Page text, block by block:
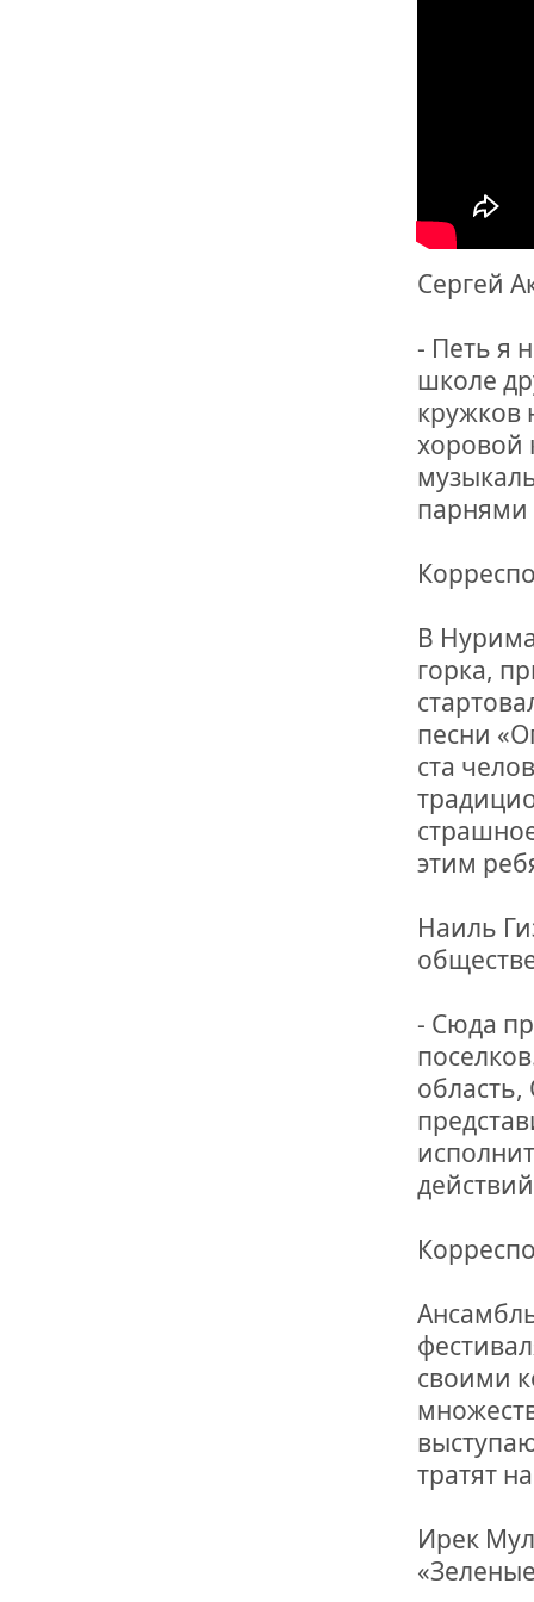
Сергей
- Петь я
школе
кружков
хоровой
парнями
В
горка,
песни
ста
этим
Наиль
- Сюда
своими
тратят
Ирек